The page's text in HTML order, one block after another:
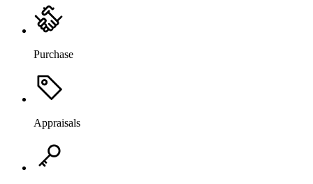
Purchase
Appraisals